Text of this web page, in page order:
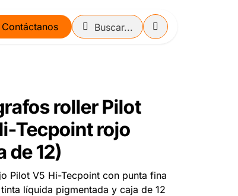
Contáctanos
roller Pilot
Tecpoint rojo
de 12)
Pilot V5 Hi-Tecpoint con punta fina
líquida pigmentada y caja de 12